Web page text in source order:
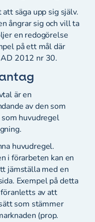
säga upp sig själv.
ångrar sig och vill ta
en redogörelse
på ett mål där
2012 nr 30.
är en
av den som
huvudregel
huvudregel.
i förarbeten kan en
jämställa med en
Exempel på detta
av att
som stämmer
(prop.